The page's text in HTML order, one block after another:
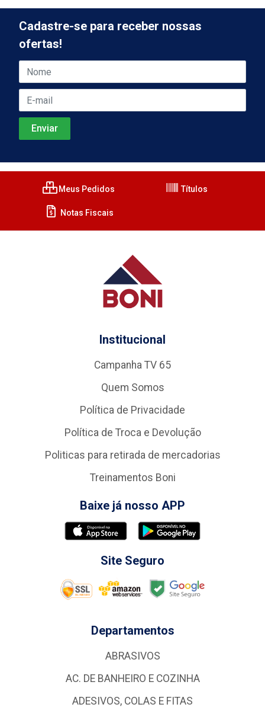
Cadastre-se para receber nossas
ofertas!
Meus Pedidos Títulos
Notas Fiscais
Institucional
Campanha TV 65
Quem Somos
Política de Privacidade
Política de Troca e Devolução
Politicas para retirada de mercadorias
Treinamentos Boni
Baixe já nosso APP
Site Seguro
Departamentos
ABRASIVOS
AC. DE BANHEIRO E COZINHA
ADESIVOS, COLAS E FITAS